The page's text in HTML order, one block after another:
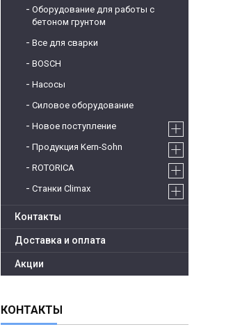
Оборудование для работы с
бетоном грунтом
Все для сварки
BOSCH
Насосы
Силовое оборудование
Новое поступление
Продукция Kern-Sohn
ROTORICA
Станки Climax
Контакты
Доставка и оплата
Акции
КОНТАКТЫ